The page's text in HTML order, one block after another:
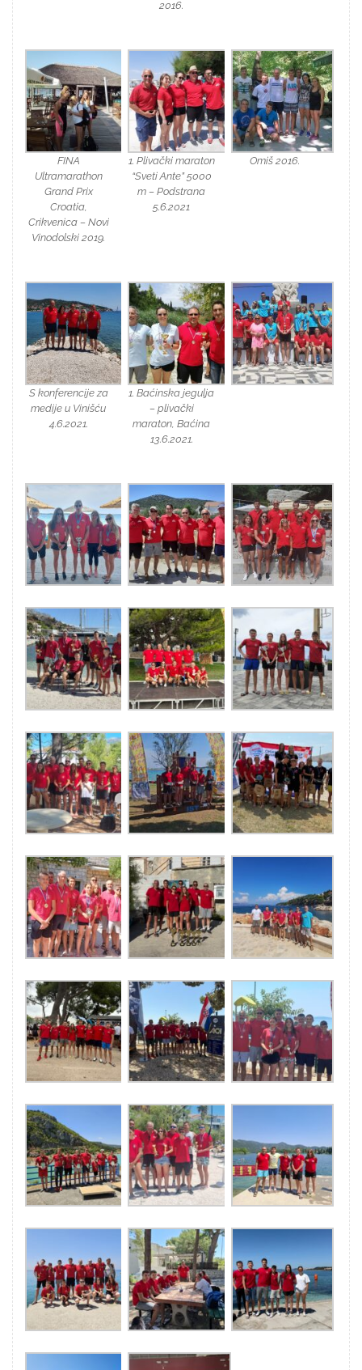
2016.
FINA
Ultramarathon
Grand Prix
Croatia,
Crikvenica – Novi
Vinodolski 2019.
1. Plivački maraton
“Sveti Ante” 5000
m – Podstrana
5.6.2021
Omiš 2016.
S konferencije za
medije u Vinišću
4.6.2021.
1. Baćinska jegulja
– plivački
maraton, Baćina
13.6.2021.